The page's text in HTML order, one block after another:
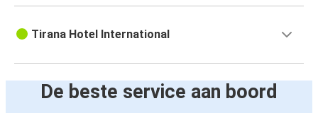
Niš
Tirana Hotel International
De beste service aan boord